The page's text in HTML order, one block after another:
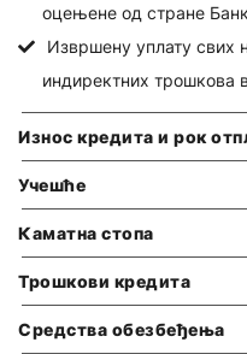
ШТЕДЊА
Динарска штедња
Девизна штедња
Дечја штедња
Е-СЕРВИСИ
Електронско
Мобилно банкарство
Девизни кредити
Револвинг линије
Е-СЕРВИСИ
OfficeBanking
E-commerce
ТАРИФА НАКНАДА
ОПШТИ УСЛОВИ
оцењене од стране
Извршену уплату свих
индиректних трошкова
Износ кредита и рок
Учешће
Каматна стопа
Трошкови кредита
Средства обезбеђења